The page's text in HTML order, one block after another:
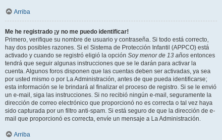
Arriba
Me he registrado ¡y no me puedo identificar!
Primero, verifique su nombre de usuario y contraseña. Si todo está correcto,
hay dos posibles razones. Si el Sistema de Protección Infantil (APPCO) está
activado y cuando se registró eligió la opción Soy menor de 13 años entonces
tendrá que seguir algunas instrucciones que se le darán para activar la
cuenta. Algunos foros disponen que las cuentas deben ser activadas, ya sea
por usted mismo o por La Administración, antes de que pueda identificarse;
esta información se le brindará al finalizar el proceso de registro. Si se le envió
un e-mail, siga las instrucciones. Si no recibió ningún e-mail, seguramente la
dirección de correo electrónico que proporcionó no es correcta o tal vez haya
sido capturada por un filtro anti-spam. Si está seguro de que la dirección de e-
mail que proporcionó es correcta, envíe un mensaje a La Administración.
Arriba